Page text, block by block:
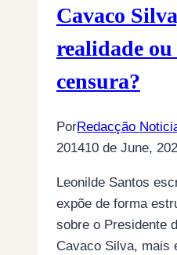
Cavaco
realidade
censura?
PorRedacção
201410 de June,
Leonilde Santos
expõe de forma
sobre o Presidente
Cavaco Silva, mais